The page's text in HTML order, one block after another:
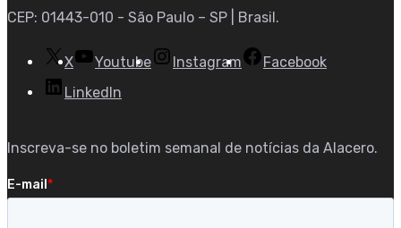
CEP: 01443-010 - São Paulo – SP | Brasil.
X Youtube Instagram
Facebook
LinkedIn
Inscreva-se no boletim semanal de notícias da Alacero.